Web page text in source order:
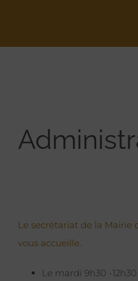
Le secrétariat de la Mairie
vous accueille.
Le mardi 9h30 -12h30